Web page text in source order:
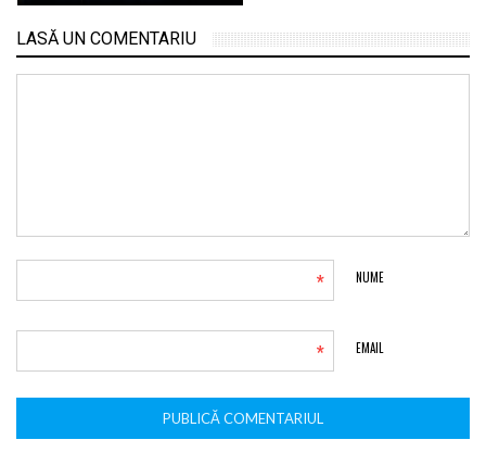
LASĂ UN COMENTARIU
NUME
*
EMAIL
*